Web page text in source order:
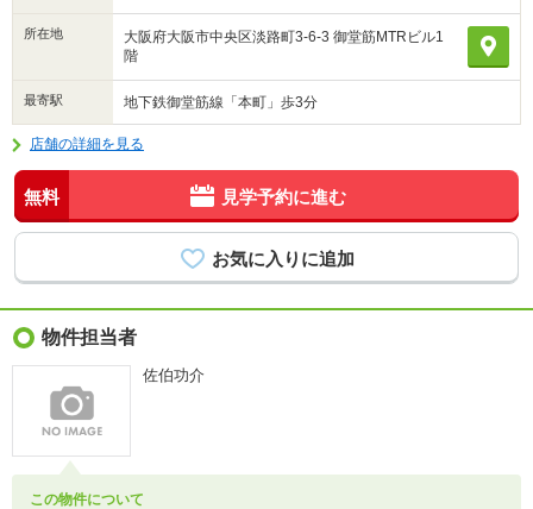
所在地
大阪府大阪市中央区淡路町3-6-3 御堂筋MTRビル1
階
最寄駅 地下鉄御堂筋線「本町」歩3分
店舗の詳細を見る
無料 見学予約に進む
物件担当者
佐伯功介
この物件について